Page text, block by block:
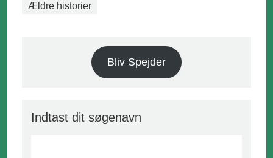
Ældre historier
Bliv Spejder
Indtast dit søgenavn